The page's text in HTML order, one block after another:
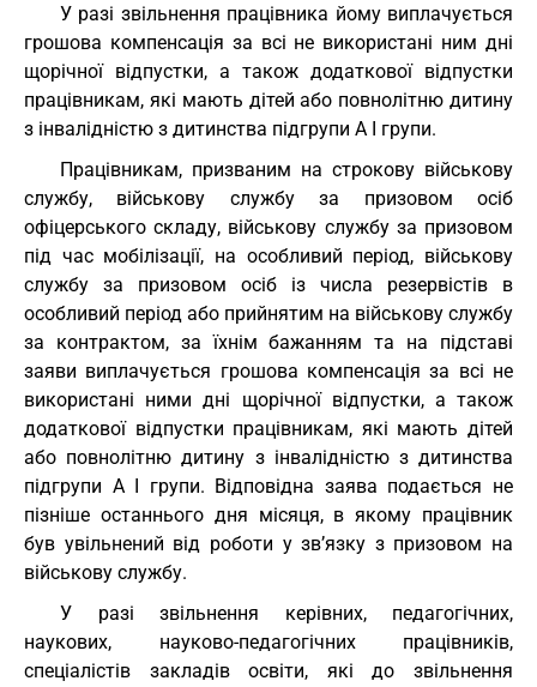
У разі звільнення працівника йому виплачується
грошова компенсація за всі не використані ним дні
щорічної відпустки, а також додаткової відпустки
працівникам, які мають дітей або повнолітню дитину
з інвалідністю з дитинства підгрупи А I групи.
Працівникам, призваним на строкову військову
службу, військову службу за призовом осіб
офіцерського складу, військову службу за призовом
під час мобілізації, на особливий період, військову
службу за призовом осіб із числа резервістів в
особливий період або прийнятим на військову службу
за контрактом, за їхнім бажанням та на підставі
заяви виплачується грошова компенсація за всі не
використані ними дні щорічної відпустки, а також
додаткової відпустки працівникам, які мають дітей
або повнолітню дитину з інвалідністю з дитинства
підгрупи А I групи. Відповідна заява подається не
пізніше останнього дня місяця, в якому працівник
був увільнений від роботи у зв’язку з призовом на
військову службу.
У разі звільнення керівних, педагогічних,
наукових, науково-педагогічних працівників,
спеціалістів закладів освіти, які до звільнення